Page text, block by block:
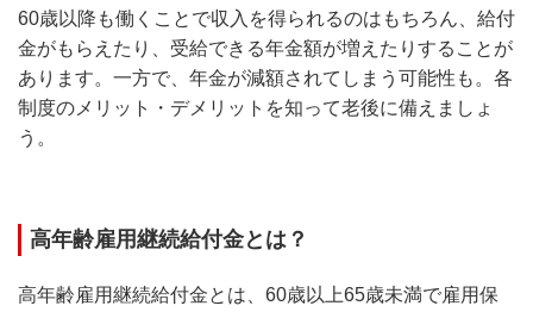
60歳以降も働くことで収入を得られるのはもちろん、給付
金がもらえたり、受給できる年金額が増えたりすることが
あります。一方で、年金が減額されてしまう可能性も。各
制度のメリット・デメリットを知って老後に備えましょ
う。
高年齢雇用継続給付金とは？
高年齢雇用継続給付金とは、60歳以上65歳未満で雇用保